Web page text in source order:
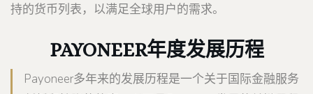
持的货币列表，以满足全球用户的需求。
PAYONEER年度发展历程
Payoneer多年来的发展历程是一个关于国际金融服务